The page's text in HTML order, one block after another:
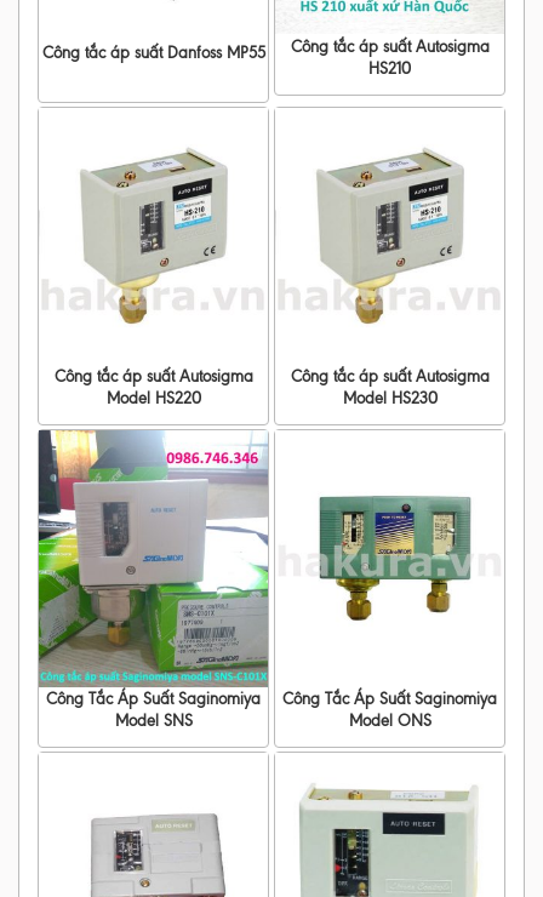
Công tắc áp suất Danfoss MP55
Công tắc áp suất Autosigma
HS210
Công tắc áp suất Autosigma
Model HS220
Công tắc áp suất Autosigma
Model HS230
Công Tắc Áp Suất Saginomiya
Model SNS
Công Tắc Áp Suất Saginomiya
Model ONS